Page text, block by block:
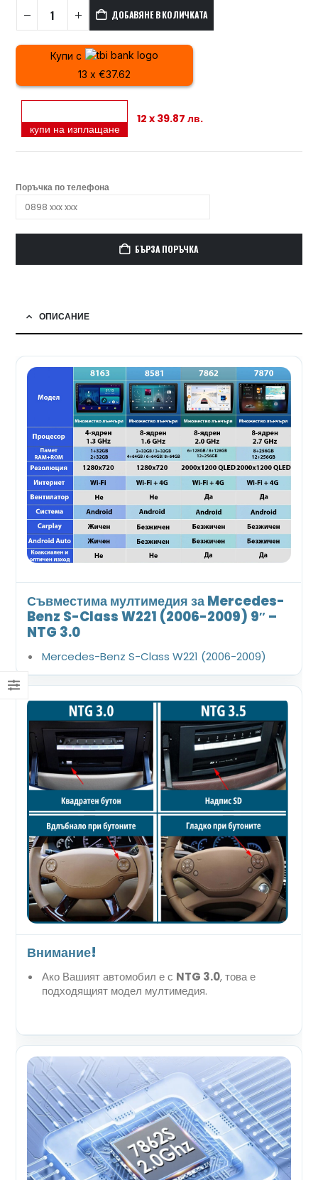
ДОБАВЯНЕ В КОЛИЧКАТА
Купи с
13 x €37.62
купи на изплащане
12 x 39.87 лв.
Поръчка по телефона
БЪРЗА ПОРЪЧКА
ОПИСАНИЕ
Съвместима мултимедия за Mercedes-
Benz S-Class W221 (2006-2009) 9″ –
NTG 3.0
Mercedes-Benz S-Class W221 (2006-2009)
Внимание!
Ако Вашият автомобил е с NTG 3.0, това е
подходящият модел мултимедия.